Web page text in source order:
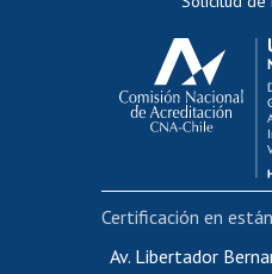
Cursos
Bienestar
Portal de
Av. Libertador
Certificación en